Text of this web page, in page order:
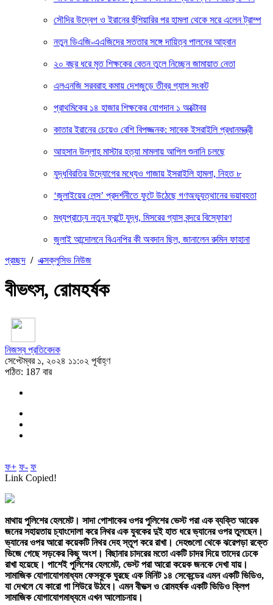
সৌদির উদ্বেগ ও ইরানের হুঁশিয়ারির পর হামলা থেকে সরে এলেন ট্রাম্প
নতুন ডিএজি-এএজিদের সততার সঙ্গে দায়িত্ব পালনের আহ্বান
২০ বছর ধরে মৃত শিক্ষকের বেতন তুলে নিচ্ছেন জামায়াত নেতা
এলএনজি সরবরাহ কমায় দেশজুড়ে তীব্র গ্যাস সংকট
প্রাথমিকের ১৪ হাজার শিক্ষকের যোগদান ১ অক্টোবর
কাতার ইরানের চেয়েও বেশি বিপজ্জনক: সাবেক ইসরাইলি প্রধানমন্ত্রী
আহসান উল্লাহ মাস্টার হত্যা মামলায় আপিল শুনানি চলছে
যুদ্ধবিরতির উদ্যোগের মধ্যেও গাজায় ইসরাইলি হামলা, নিহত ৮
‘জুলাইয়ের লেন্স’ প্রদর্শনীতে ফুটে উঠেছে গণঅভ্যুত্থানের ভয়াবহতা
মধ্যপ্রাচ্যে নতুন ফ্রন্টে যুদ্ধ, মিসরের গ্যাস বন্দরে বিস্ফোরণ
জুলাই আন্দোলনে বিএনপির কী অবদান ছিল, জানালেন রুমিন ফাহানা
প্রচ্ছদ / এক্সক্লুসিভ নিউজ
বীভৎস, রোমহর্ষক
নিজস্ব প্রতিবেদক
সেপ্টেম্বর ১, ২০২৪ ১১:০২ পূর্বাহ্ণ
পঠিত: 187 বার
ফ+ ফ- ফ
Link Copied!
মাথায় পুলিশের হেলমেট। সাদা পোশাকের ওপর পুলিশের ভেস্ট পরা এক ব্যক্তি আরেক
জনের সহায়তায় চ্যাংদোলা করে নিথর এক যুবকের দুই হাত ধরে ভ্যানের ওপর তুলছেন।
ভ্যানের ওপর আরো কয়েকটি নিথর দেহ স্তূপ করে রাখা। দেহগুলো থেকে ঝরেপড়া রক্তে
ভিজে গেছে সড়কের কিছু অংশ। বিছানার চাদরের মতো একটি চাদর দিয়ে তাদের ঢেকে
রাখা হয়েছে। পাশেই পুলিশের হেলমেট, ভেস্ট পরা আরো কয়েক জনকে দেখা যায়।
সামাজিক যোগাযোগমাধ্যম ফেসবুকে ঘুরছে এক মিনিট ১৪ সেকেন্ডের এমন একটি ভিডিও,
যা দেখলে যে কারো গা শিউরে উঠবে। এমন বীভত্স ও রোমহর্ষক একটি ভিডিও ক্লিপ
সামাজিক যোগাযোগমাধ্যমে এখন আলোচনায়।